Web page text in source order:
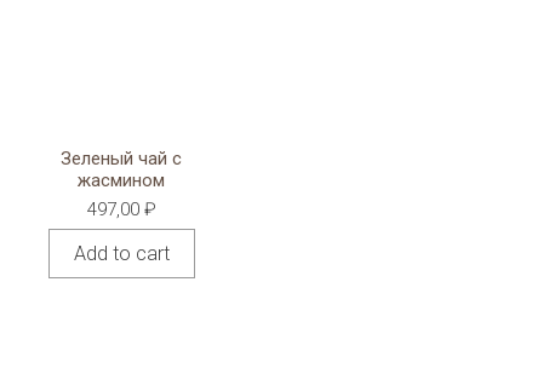
Зеленый чай с
жасмином
497,00 ₽
Add to cart